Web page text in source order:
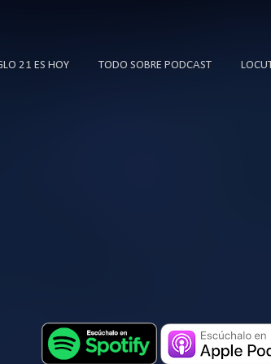
21 ES HOY TODO SOBRE PODCAST